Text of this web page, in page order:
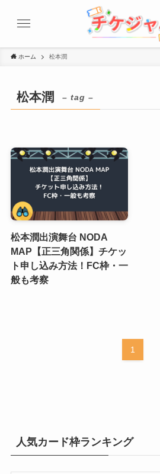
ホーム 松本潤
松本潤 – tag –
松本潤出演舞台 NODA
MAP【正三角関係】チケッ
ト申し込み方法！FC枠・一
般も考察
1
人気カード枠ランキング